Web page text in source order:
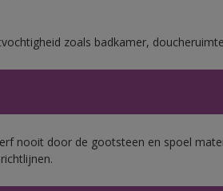
zoals badkamer,
nooit door de gootsteen en spoel